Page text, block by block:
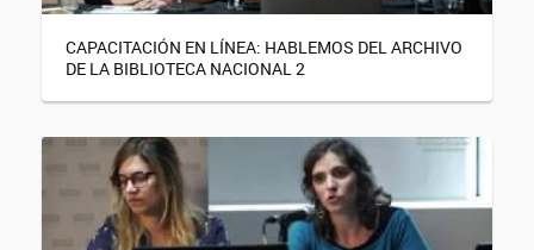
CAPACITACIÓN EN LÍNEA: HABLEMOS DEL ARCHIVO
DE LA BIBLIOTECA NACIONAL 2